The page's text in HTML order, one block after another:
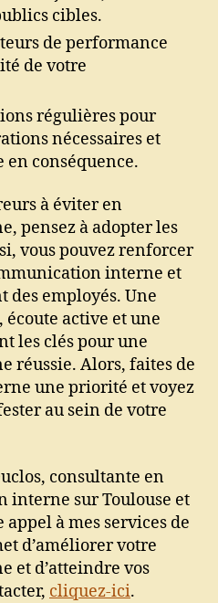
cibles.
de performance
de votre
régulières pour
nécessaires et
en conséquence.
à éviter en
pensez à adopter les
vous pouvez renforcer
interne et
des employés. Une
active et une
les clés pour une
réussie. Alors, faites de
une priorité et voyez
au sein de votre
consultante en
interne sur Toulouse et
appel à mes services de
d’améliorer votre
et d’atteindre vos
cliquez-ici.